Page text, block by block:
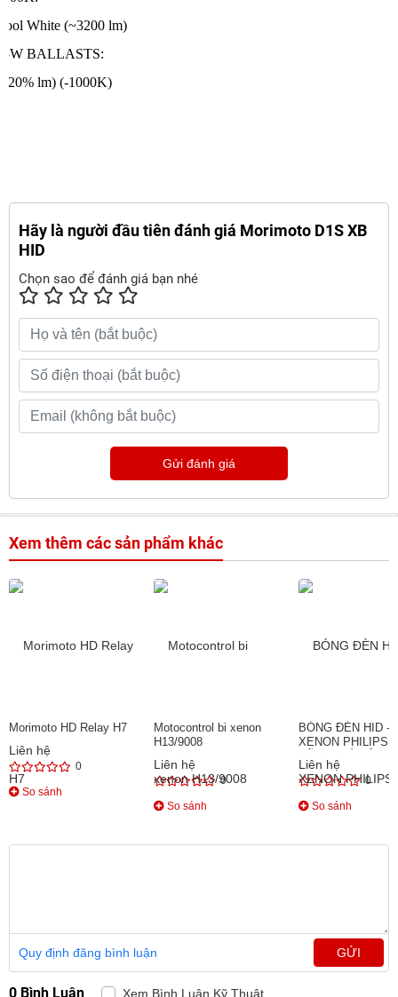
White (~3200 lm)
BALLASTS:
lm) (-1000K)
Hãy là người đầu tiên đánh giá Morimoto D1S XB
HID
Chọn sao để đánh giá bạn nhé
Gửi đánh giá
Xem thêm các sản phẩm khác
Morimoto HD Relay H7
Liên hệ
0
So sánh
Motocontrol bi xenon
H13/9008
Liên hệ
0
So sánh
BÓNG ĐÈN HID -
XENON PHILIPS
Liên hệ
0
So sánh
Quy định đăng bình luận GỬI
0 Bình Luận Xem Bình Luận Kỹ Thuật